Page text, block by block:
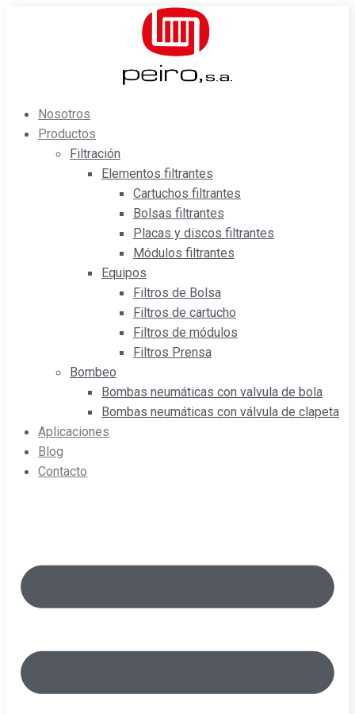
Nosotros
Productos
Filtración
Elementos filtrantes
Cartuchos filtrantes
Bolsas filtrantes
Placas y discos filtrantes
Módulos filtrantes
Equipos
Filtros de Bolsa
Filtros de cartucho
Filtros de módulos
Filtros Prensa
Bombeo
Bombas neumáticas con valvula de bola
Bombas neumáticas con válvula de clapeta
Aplicaciones
Blog
Contacto